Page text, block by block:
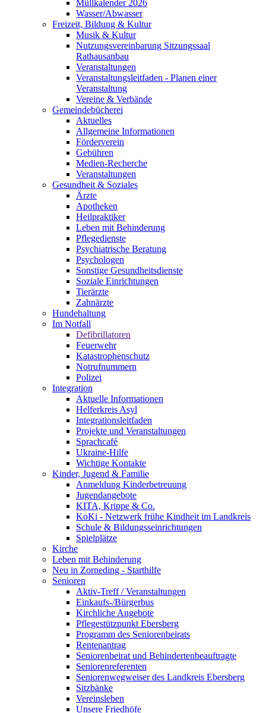
Müllkalender 2026
Wasser/Abwasser
Freizeit, Bildung & Kultur
Musik & Kultur
Nutzungsvereinbarung Sitzungssaal
Rathausanbau
Veranstaltungen
Veranstaltungsleitfaden - Planen einer
Veranstaltung
Vereine & Verbände
Gemeindebücherei
Aktuelles
Allgemeine Informationen
Förderverein
Gebühren
Medien-Recherche
Veranstaltungen
Gesundheit & Soziales
Ärzte
Apotheken
Heilpraktiker
Leben mit Behinderung
Pflegedienste
Psychiatrische Beratung
Psychologen
Sonstige Gesundheitsdienste
Soziale Einrichtungen
Tierärzte
Zahnärzte
Hundehaltung
Im Notfall
Defibrillatoren
Feuerwehr
Katastrophenschutz
Notrufnummern
Polizei
Integration
Aktuelle Informationen
Helferkreis Asyl
Integrationsleitfaden
Projekte und Veranstaltungen
Sprachcafé
Ukraine-Hilfe
Wichtige Kontakte
Kinder, Jugend & Familie
Anmeldung Kinderbetreuung
Jugendangebote
KITA, Krippe & Co.
KoKi - Netzwerk frühe Kindheit im Landkreis
Schule & Bildungsseinrichtungen
Spielplätze
Kirche
Leben mit Behinderung
Neu in Zorneding - Starthilfe
Senioren
Aktiv-Treff / Veranstaltungen
Einkaufs-/Bürgerbus
Kirchliche Angebote
Pflegestützpunkt Ebersberg
Programm des Seniorenbeirats
Rentenantrag
Seniorenbeirat und Behindertenbeauftragte
Seniorenreferenten
Seniorenwegweiser des Landkreis Ebersberg
Sitzbänke
Vereinsleben
Unsere Friedhöfe